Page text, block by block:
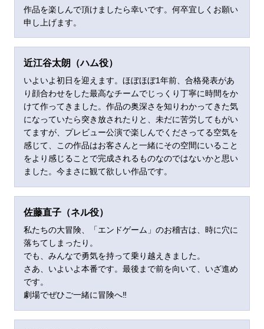
作品を楽しんで頂けましたら幸いです。何卒宜しくお願い
申し上げます。
近江谷太朗（ハム役）
いよいよ初日を迎えます。ほぼほぼ1年前、合格発表があ
り顔合わせをした最高なチームでじっくり丁寧に時間をか
けて作ってきました。作品の奥深さを知りわかってきた気
になっていたら突き放されたりと、未だに苦労してもがい
てますが、プレビュー公演で楽しんでくださってる空気を
感じて、この作品はお客さんと一緒にその空間にいること
をより感じることで完成されるものなのではないかと思い
ました。今まさに観て欲しい作品です。
佐藤直子（ネル役）
私たちの大冒険、「エンドゲーム」のお稽古は、時に穴に
落ちてしまったり。
でも、みんなで勇気を持って乗り越えきました。
さあ、いよいよ本番です。最後まで前を向いて、いざ進め
です。
劇場でぜひご一緒に冒険へ‼︎